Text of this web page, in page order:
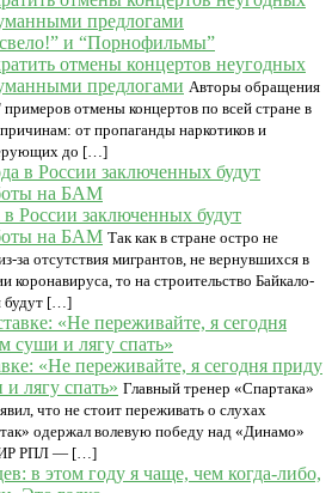
и “Порнофильмы”
отмены концертов неугодных
предлогами Авторы обращения
отмены концертов по всей стране в
от пропаганды наркотиков и
до […]
России заключенных будут
на БАМ Так как в стране остро не
за отсутствия мигрантов, не вернувшихся в
коронавируса, то на строительство Байкало-
будут […]
«Не переживайте, я сегодня приду
лягу спать» Главный тренер «Спартака»
что не стоит переживать о слухах
одержал волевую победу над «Динамо»
РПЛ — […]